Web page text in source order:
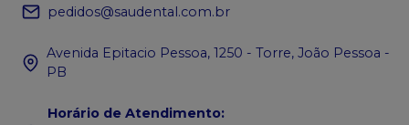
pedidos@saudental.com.br
Avenida Epitacio Pessoa, 1250 - Torre, João Pessoa -
PB
Horário de Atendimento: